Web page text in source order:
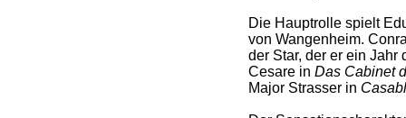
Die Hauptrolle spielt
von Wangenheim.
der Star, der er ein Jahr
Cesare in Das Cabinet
Major Strasser in